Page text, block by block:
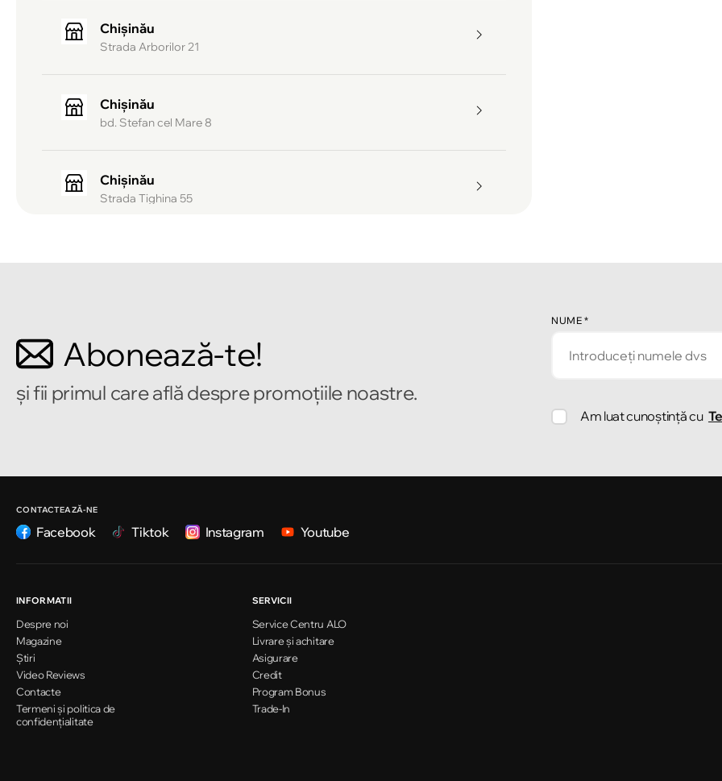
Chișinău
Strada Arborilor 21
Chișinău
bd. Stefan cel Mare 8
Chișinău
Strada Tighina 55
Strada Alecu Russo 1
Chișinău
Abonează-te!
și fii primul care află despre promoțiile noastre.
NUME *
Am luat cunoștință cu
CONTACTEAZĂ-NE
Facebook Tiktok Instagram Youtube
INFORMATII
Despre noi
Magazine
Știri
Video Reviews
Contacte
Termeni și politica de
confidențialitate
SERVICII
Service Centru ALO
Livrare și achitare
Asigurare
Credit
Program Bonus
Trade-In